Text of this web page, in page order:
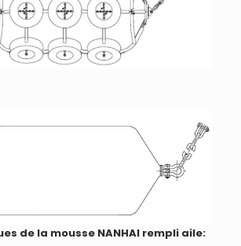
de la mousse NANHAI rempli aile: